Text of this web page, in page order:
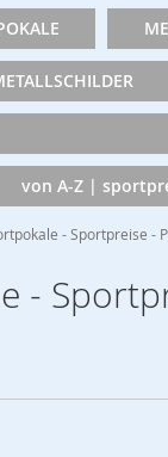
von A-Z |
- Sportpreise -
-